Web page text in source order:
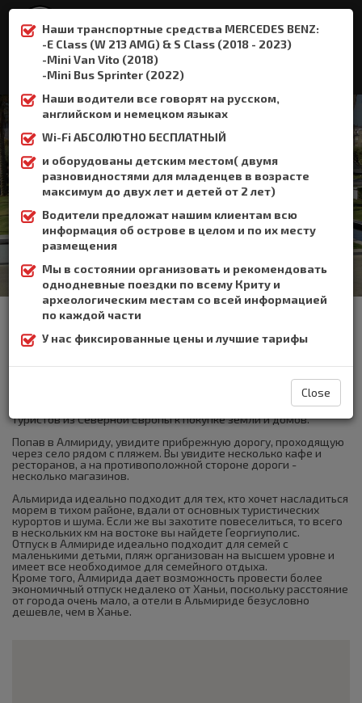
Наши транспортные средства MERCEDES BENZ:
-E Class (W 213 AMG) & S Class (2018 - 2023)
-Mini Van Vito (2018)
-Mini Bus Sprinter (2022)
Наши водители все говорят на русском,
английском и немецком языках
Wi-Fi АБСОЛЮТНО БЕСПЛАТНЫЙ
и оборудованы детским местом( двумя
разновидностями для младенцев в возрасте
максимум до двух лет и детей от 2 лет)
Водители предложат нашим клиентам всю
информация об острове в целом и по их месту
размещения
Мы в состоянии организовать и рекомендовать
однодневные поездки по всему Криту и
археологическим местам со всей информацией
по каждой части
У нас фиксированные цены и лучшие тарифы
Close
+306932337015
Алмириды
Альмирида расположена в районе Апокорона на входе в
залив Судас, примерно в 2 км от Каливес и в 22 км от города
Это приморский курорт, протяженностью 2 км. Деревня
Как и в соседних Каливес, в Алмириде сильно развита
строительная деятельность в связи с возросшим интересом
туристов из Северной Европы к покупке земли и домов.
Попав в Алмириду, увидите прибрежную дорогу, проходящую
через село рядом с пляжем. Вы увидите несколько кафе и
ресторанов, а на противоположной стороне дороги -
несколько магазинов.
Альмирида идеально подходит для тех, кто хочет насладиться
морем в тихом районе, вдали от основных туристических
курортов и шума. Если же вы захотите повеселиться, то всего
в нескольких км на востоке вы найдете Георгиуполис.
Отпуск в Алмириде идеально подходит для семей с
маленькими детьми, пляж организован на высшем уровне и
имеет все необходимое для семейного отдыха.
Кроме того, Алмирида дает возможность провести более
экономичный отпуск недалеко от Ханьи, поскольку расстояние
от города очень мало, а отели в Альмириде безусловно
дешевле, чем в Ханье.